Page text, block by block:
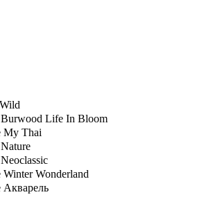
Life In Bloom
My Thai
Wonderland
Акварель